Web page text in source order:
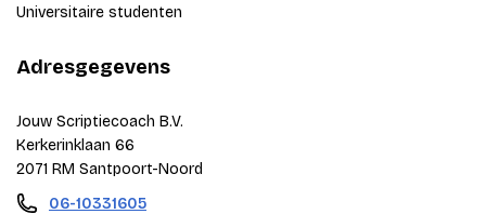
Universitaire studenten
Adresgegevens
Jouw Scriptiecoach B.V.
Kerkerinklaan 66
2071 RM Santpoort-Noord
06-10331605